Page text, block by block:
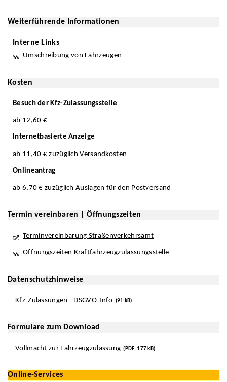
Weiterführende Informationen
Interne Links
Umschreibung von Fahrzeugen
Kosten
Besuch der Kfz-Zulassungsstelle
ab 12,60 €
Internetbasierte Anzeige
ab 11,40 € zuzüglich Versandkosten
Onlineantrag
ab 6,70 € zuzüglich Auslagen für den Postversand
Termin vereinbaren | Öffnungszeiten
Terminvereinbarung Straßenverkehrsamt
Öffnungszeiten Kraftfahrzeugzulassungsstelle
Datenschutzhinweise
Kfz-Zulassungen - DSGVO-Info (91 kB)
Formulare zum Download
Vollmacht zur Fahrzeugzulassung (PDF, 177 kB)
Online-Services